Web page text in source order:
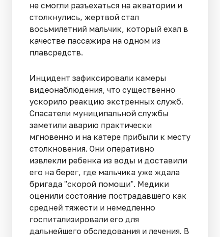
не смогли разъехаться на акватории и
столкнулись, жертвой стал
восьмилетний мальчик, который ехал в
качестве пассажира на одном из
плавсредств.
Инцидент зафиксировали камеры
видеонаблюдения, что существенно
ускорило реакцию экстренных служб.
Спасатели муниципальной службы
заметили аварию практически
мгновенно и на катере прибыли к месту
столкновения. Они оперативно
извлекли ребенка из воды и доставили
его на берег, где мальчика уже ждала
бригада "скорой помощи". Медики
оценили состояние пострадавшего как
средней тяжести и немедленно
госпитализировали его для
дальнейшего обследования и лечения. В